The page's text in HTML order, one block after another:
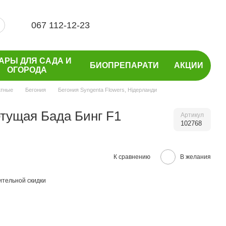
067 112-12-23
ДЛЯ САДА И
ОГОРОДА
БИОПРЕПАРАТИ АКЦИИ
Бегония
Бегония Syngenta Flowers, Нідерланди
Бада Бинг F1 Артикул
102768
К сравнению В желания
скидки